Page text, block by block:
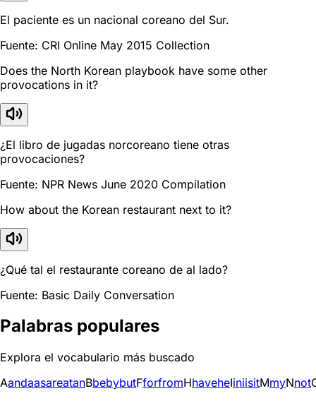
El paciente es un nacional coreano del Sur.
Fuente: CRI Online May 2015 Collection
Does the North Korean playbook have some other
provocations in it?
¿El libro de jugadas norcoreano tiene otras
provocaciones?
Fuente: NPR News June 2020 Compilation
How about the Korean restaurant next to it?
¿Qué tal el restaurante coreano de al lado?
Fuente: Basic Daily Conversation
Palabras populares
Explora el vocabulario más buscado
AandaasareatanBbebybutFforfromHhaveheIiniisitMmyNnot